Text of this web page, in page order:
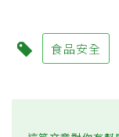
食品安全